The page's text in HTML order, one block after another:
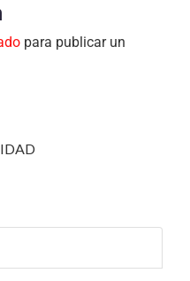
para publicar un